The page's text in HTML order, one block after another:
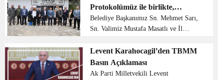
Protokolümüz ile birlikte,
kadınların bir araya gelerek
kurdukları Toprak Kadın Girişimi
açılışına katılım sağladı
Belediye Başkanımız Sn. Mehmet Sarı,
Sn. Valimiz Mustafa Masatlı ve İl
araya gelerek kurdukları Toprak Kadın
Girişimi Üretme ve İşletme
Kooperatifi’nin açılış...
Levent Karahocagil’den TBMM
Basın Açıklaması
Ak Parti Milletvekili Levent